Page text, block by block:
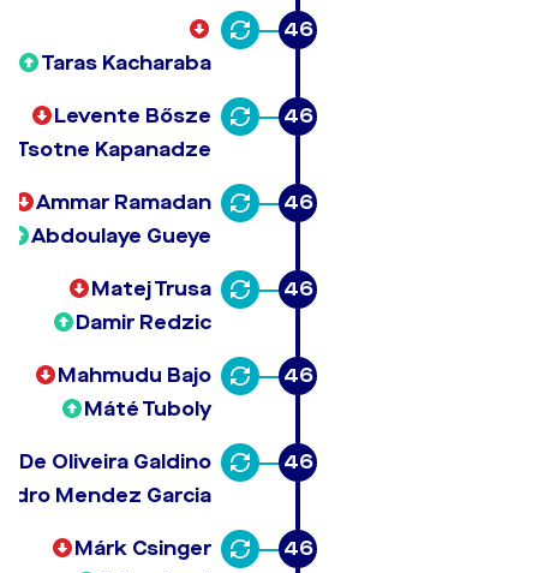
46
Taras Kacharaba
46
Levente Bősze
Tsotne Kapanadze
46
Ammar Ramadan
Abdoulaye Gueye
46
Matej Trusa
Damir Redzic
46
Mahmudu Bajo
Máté Tuboly
46
De Oliveira Galdino
Mendez Garcia
46
Márk Csinger